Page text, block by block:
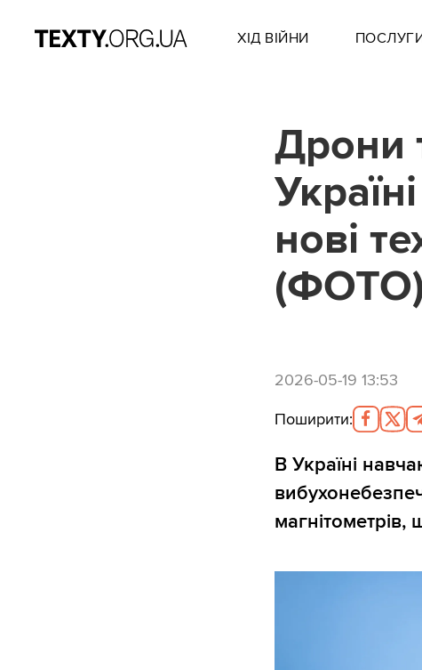
ХІД ВІЙНИ
Дрони
нові
2026-05-19 13:53
Поширити:
В Україні
магнітометрів,